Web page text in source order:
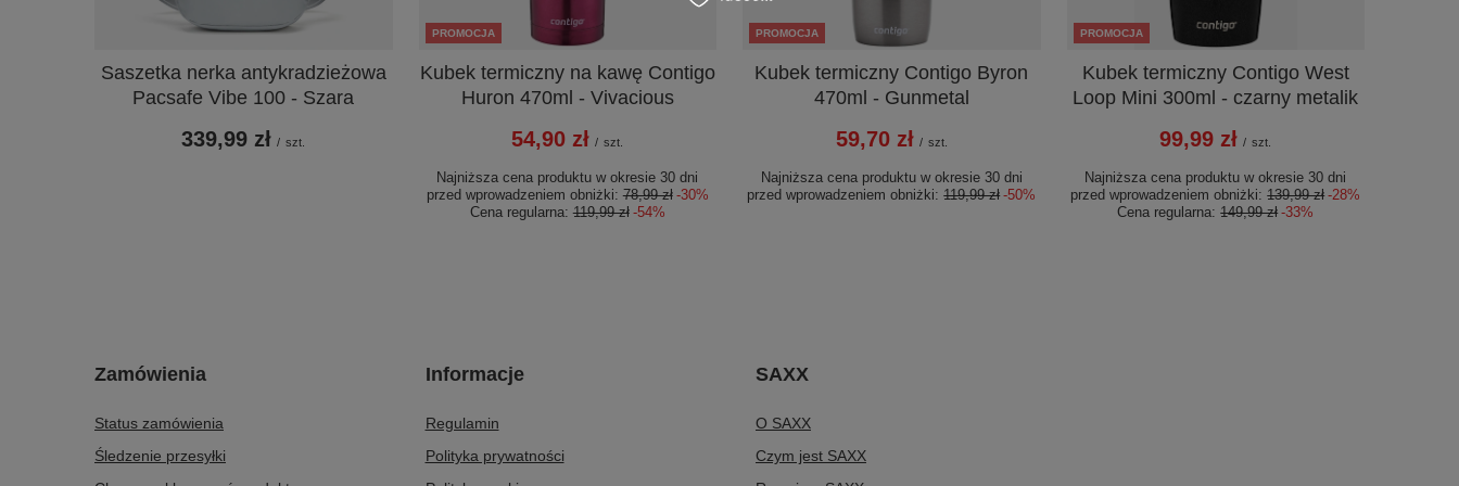
Saszetka nerka antykradzieżowa
Pacsafe Vibe 100 - Szara
339,99 zł / szt.
PROMOCJA
Kubek termiczny na kawę Contigo
Huron 470ml - Vivacious
54,90 zł / szt.
Najniższa cena produktu w okresie 30 dni
przed wprowadzeniem obniżki:78,99 zł -30%
Cena regularna:119,99 zł -54%
PROMOCJA
Kubek termiczny Contigo Byron
470ml - Gunmetal
59,70 zł / szt.
Najniższa cena produktu w okresie 30 dni
przed wprowadzeniem obniżki:119,99 zł -50%
PROMOCJA
Kubek termiczny Contigo West
Loop Mini 300ml - czarny metalik
99,99 zł / szt.
Najniższa cena produktu w okresie 30 dni
przed wprowadzeniem obniżki:139,99 zł -28%
Cena regularna:149,99 zł -33%
Zamówienia
Status zamówienia
Śledzenie przesyłki
Informacje
Regulamin
Polityka prywatności
SAXX
O SAXX
Czym jest SAXX